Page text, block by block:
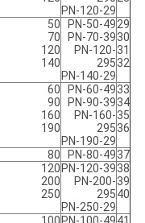
PN-120-29
29
30
31
32
PN-50-49
PN-70-39
PN-120-
295
PN-140-29
50
70
120
140
33
34
35
36
PN-60-49
PN-90-39
PN-160-
295
PN-190-29
60
90
160
190
37
PN-80-49
80
38
39
40
PN-120-39
PN-200-
295
PN-250-29
120
200
250